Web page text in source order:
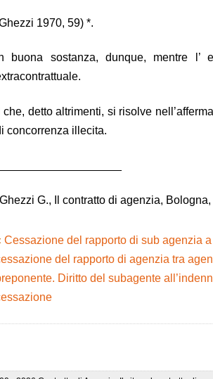
1970, 59) *.
buona sostanza, dunque, mentre l’
Il che, detto altrimenti, si risolve
concorrenza illecita.
G., Il contratto di agenzia,
Cessazione del rapporto di sub agenzia
del rapporto di agenzia tra
Diritto del subagente